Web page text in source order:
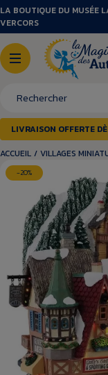
LA BOUTIQUE DU MUSÉE
VERCORS
LIVRAISON OFFERTE
ACCUEIL / VILLAGES
-20%